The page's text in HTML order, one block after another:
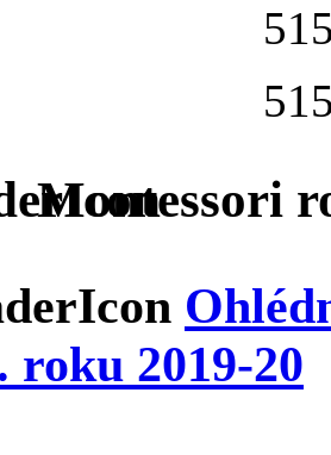
Montessori
roku 2019-20